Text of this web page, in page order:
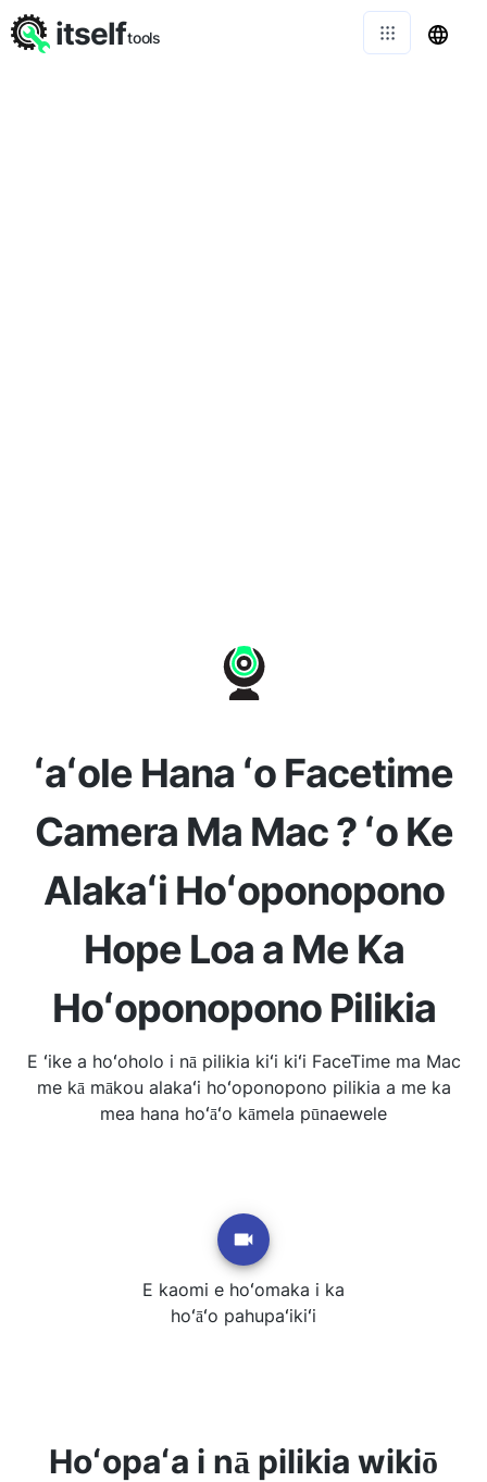
ʻaʻole Hana ʻo Facetime
Camera Ma Mac ? ʻo Ke
Alakaʻi Hoʻoponopono
Hope Loa a Me Ka
Hoʻoponopono Pilikia
E ʻike a hoʻoholo i nā pilikia kiʻi kiʻi FaceTime ma Mac
me kā mākou alakaʻi hoʻoponopono pilikia a me ka
mea hana hoʻāʻo kāmela pūnaewele
E kaomi e hoʻomaka i ka
hoʻāʻo pahupaʻikiʻi
Hoʻopaʻa i nā pilikia wikiō
itselftools